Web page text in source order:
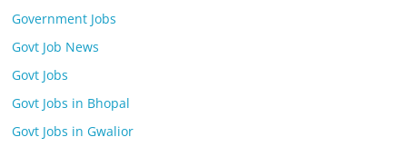
Government Jobs
Govt Job News
Govt Jobs
Govt Jobs in Bhopal
Govt Jobs in Gwalior